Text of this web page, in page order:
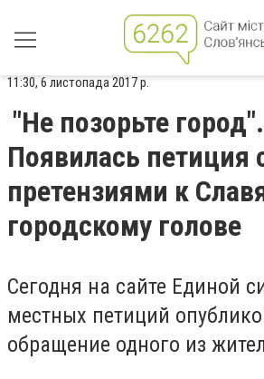
11:30, 6 листопада 2017 р.
"Не позорьте город".
Появилась петиция
претензиями к
городскому голове
Сегодня на сайте Единой
местных петиций
обращение одного из